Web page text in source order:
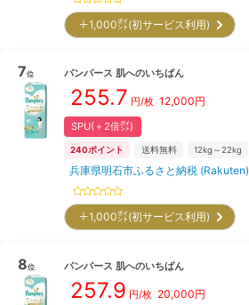
＋1,000㌽(初サービス利用)
7位 パンパース 肌へのいちばん
255.7 円/枚 12,000円
SPU(＋2倍㌽)
240ポイント 送料無料 12kg～22kg
兵庫県明石市ふるさと納税 (Rakuten)
＋1,000㌽(初サービス利用)
8位 パンパース 肌へのいちばん
257.9 円/枚 20,000円